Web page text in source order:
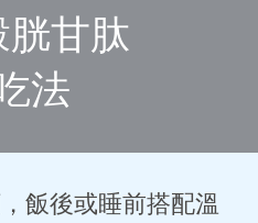
甘肽
法
飯後或睡前搭配溫